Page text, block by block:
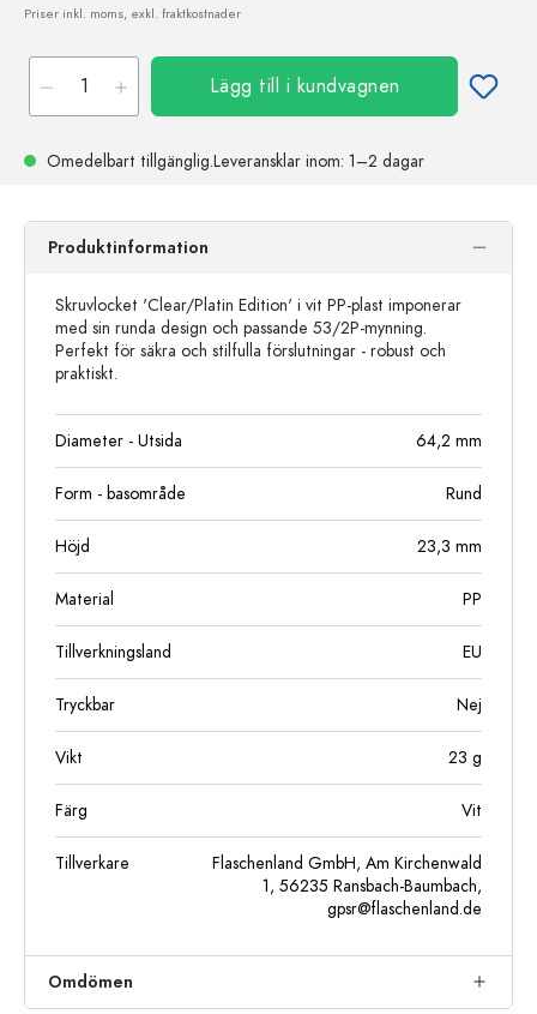
Priser inkl. moms, exkl. fraktkostnader
Lägg till i kundvagnen
Omedelbart tillgänglig.Leveransklar inom: 1–2 dagar
Produktinformation
Skruvlocket 'Clear/Platin Edition' i vit PP-plast imponerar
med sin runda design och passande 53/2P-mynning.
Perfekt för säkra och stilfulla förslutningar - robust och
praktiskt.
Diameter - Utsida 64,2 mm
Form - basområde Rund
Höjd 23,3 mm
Material PP
Tillverkningsland EU
Tryckbar Nej
Vikt 23 g
Färg Vit
Tillverkare
Flaschenland GmbH, Am Kirchenwald
1, 56235 Ransbach-Baumbach,
gpsr@flaschenland.de
Omdömen